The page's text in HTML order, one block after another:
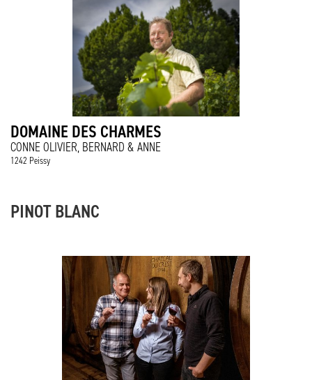
DOMAINE DES CHARMES
CONNE OLIVIER, BERNARD & ANNE
1242 Peissy
PINOT BLANC